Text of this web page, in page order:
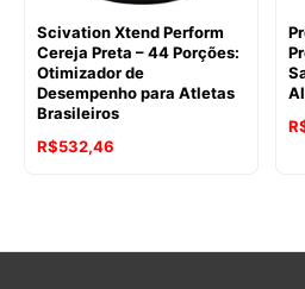
Scivation Xtend Perform
Cereja Preta – 44 Porções:
Otimizador de
Desempenho para Atletas
Brasileiros
R$532,46